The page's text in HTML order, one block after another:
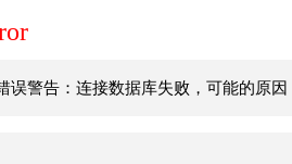
误警告：连接数据库失败，可能的原